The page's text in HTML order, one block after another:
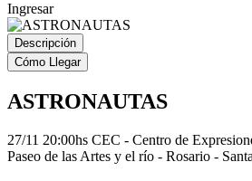
Ingresar
Descripción
Cómo Llegar
ASTRONAUTAS
27/11 20:00hs CEC - Centro de
Paseo de las Artes y el río - Rosario -